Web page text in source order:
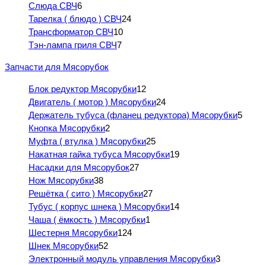
Слюда СВЧ6
Тарелка ( блюдо ) СВЧ24
Трансформатор СВЧ10
Тэн-лампа гриля СВЧ7
Запчасти для Мясорубок
Блок редуктор Мясорубки12
Двигатель ( мотор ) Мясорубки24
Держатель тубуса (фланец редуктора) Мясорубки5
Кнопка Мясорубки2
Муфта ( втулка ) Мясорубки25
Накатная гайка тубуса Мясорубки19
Насадки для Мясорубок27
Нож Мясорубки38
Решётка ( сито ) Мясорубки27
Тубус ( корпус шнека ) Мясорубки14
Чаша ( ёмкость ) Мясорубки1
Шестерня Мясорубки124
Шнек Мясорубки52
Электронный модуль управления Мясорубки3